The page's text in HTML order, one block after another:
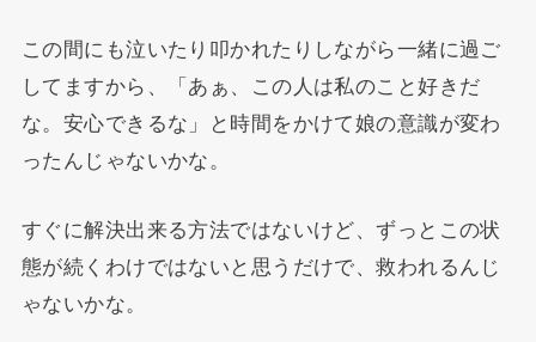
この間にも泣いたり叩かれたりしながら一緒に過ご
してますから、「あぁ、この人は私のこと好きだ
な。安心できるな」と時間をかけて娘の意識が変わ
ったんじゃないかな。
すぐに解決出来る方法ではないけど、ずっとこの状
態が続くわけではないと思うだけで、救われるんじ
ゃないかな。